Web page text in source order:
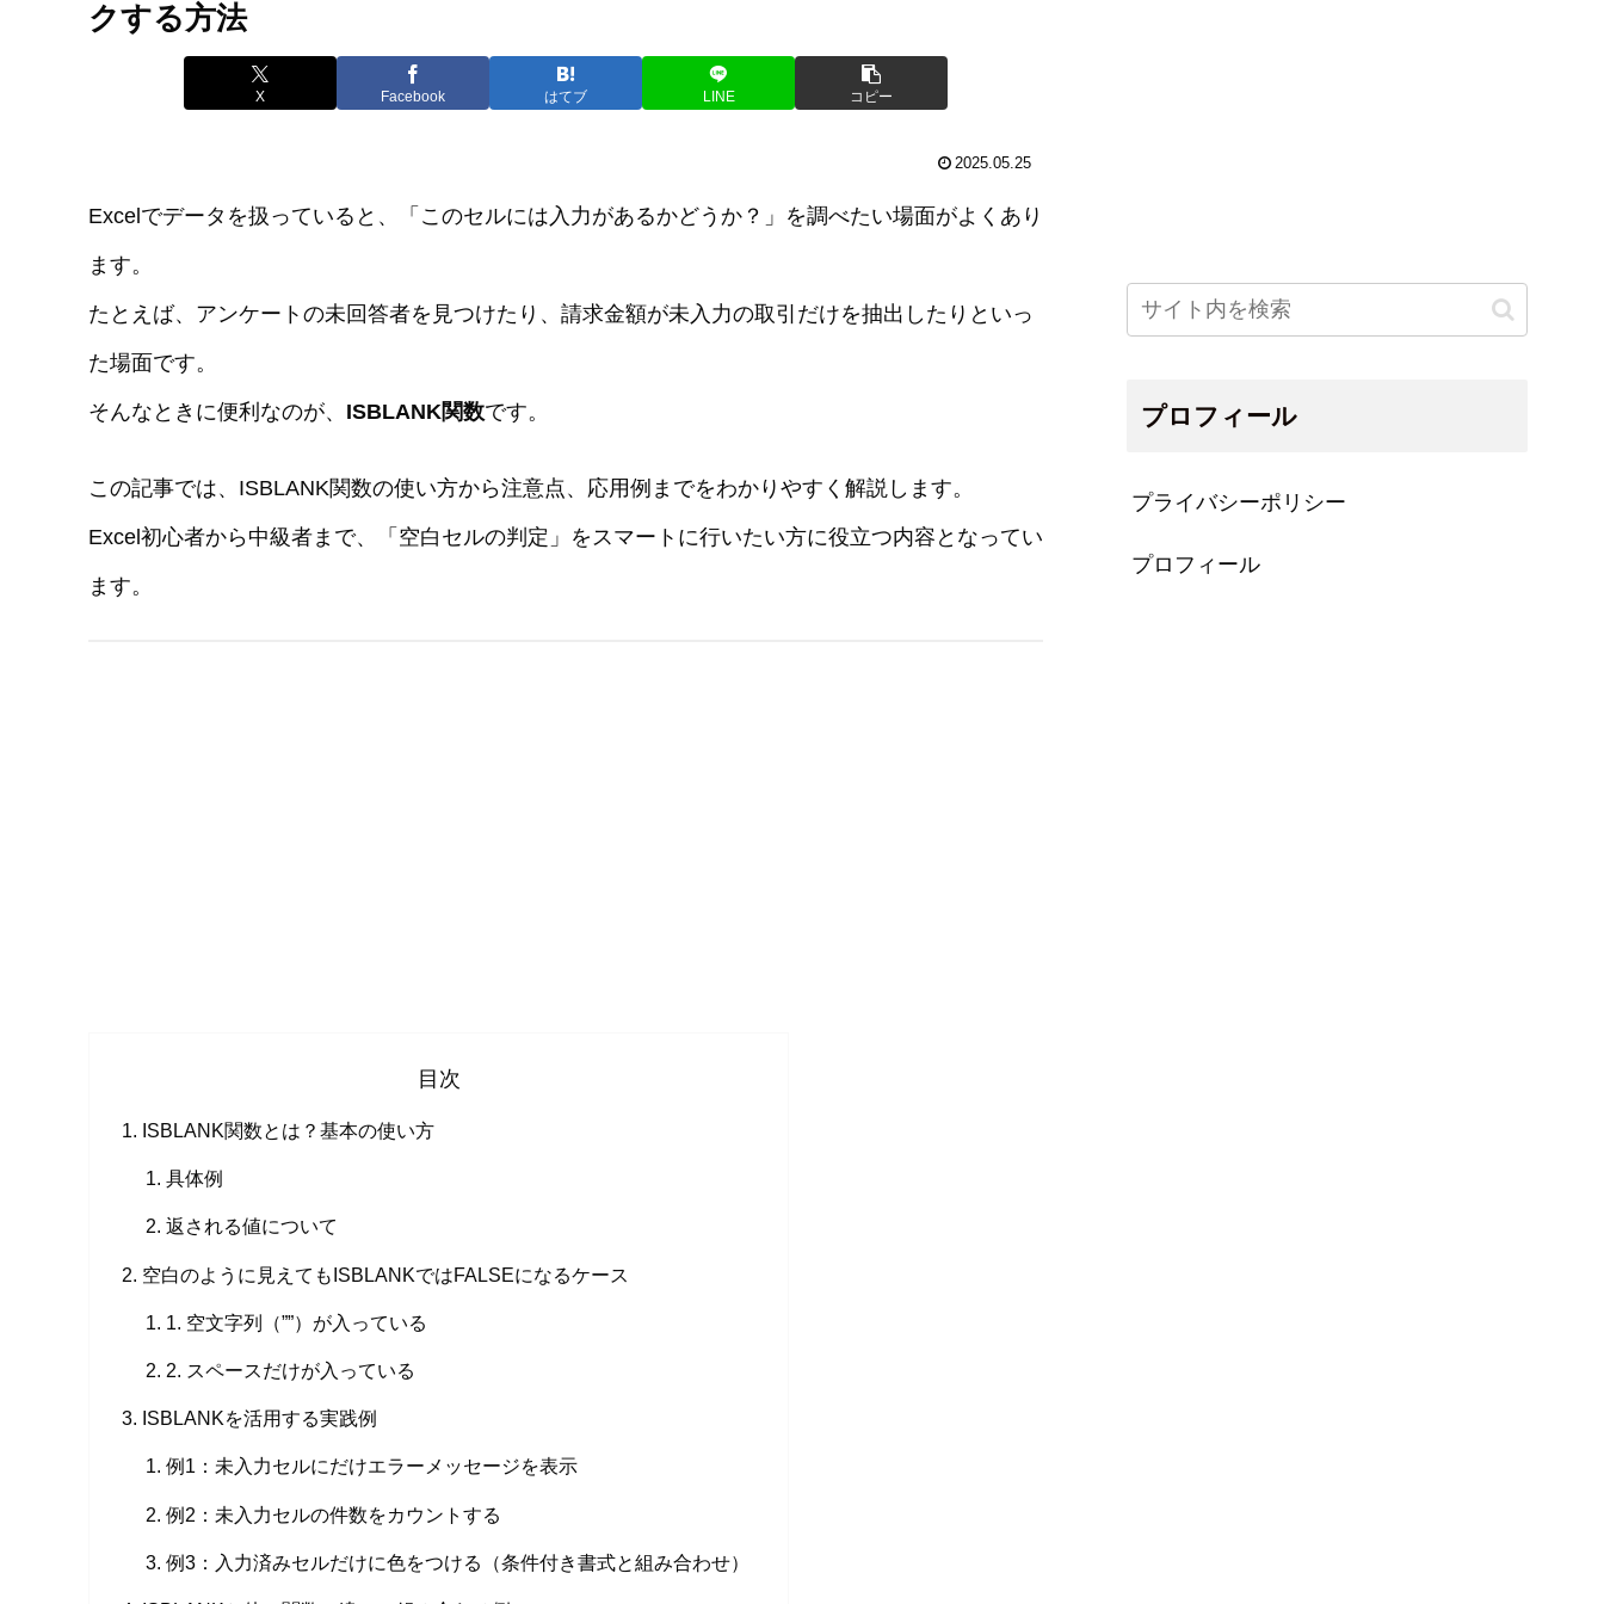
クする方法
X Facebook はてブ LINE コピー
2025.05.25
Excelでデータを扱っていると、「このセルには入力があるかどうか？」を調べたい場面がよくあり
ます。
たとえば、アンケートの未回答者を見つけたり、請求金額が未入力の取引だけを抽出したりといっ
た場面です。
そんなときに便利なのが、 ISBLANK関数です。
この記事では、ISBLANK関数の使い方から注意点、応用例までをわかりやすく解説します。
Excel初心者から中級者まで、「空白セルの判定」をスマートに行いたい方に役立つ内容となってい
ます。
目次
ISBLANK関数とは？基本の使い方
具体例
返される値について
空白のように見えてもISBLANKではFALSEになるケース
1. 空文字列（””）が入っている
2. スペースだけが入っている
ISBLANKを活用する実践例
例1：未入力セルにだけエラーメッセージを表示
例2：未入力セルの件数をカウントする
例3：入力済みセルだけに色をつける（条件付き書式と組み合わせ）
プロフィール
プライバシーポリシー
プロフィール